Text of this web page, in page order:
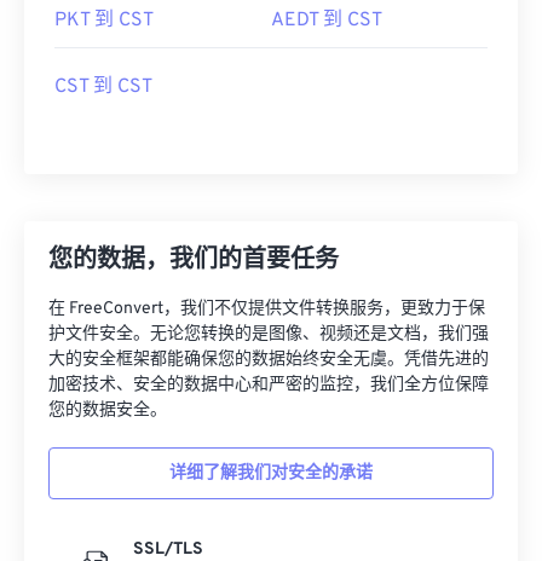
PKT 到 CST AEDT 到 CST
CST 到 CST
您的数据，我们的首要任务
在 FreeConvert，我们不仅提供文件转换服务，更致力于保
护文件安全。无论您转换的是图像、视频还是文档，我们强
大的安全框架都能确保您的数据始终安全无虞。凭借先进的
加密技术、安全的数据中心和严密的监控，我们全方位保障
您的数据安全。
详细了解我们对安全的承诺
SSL/TLS